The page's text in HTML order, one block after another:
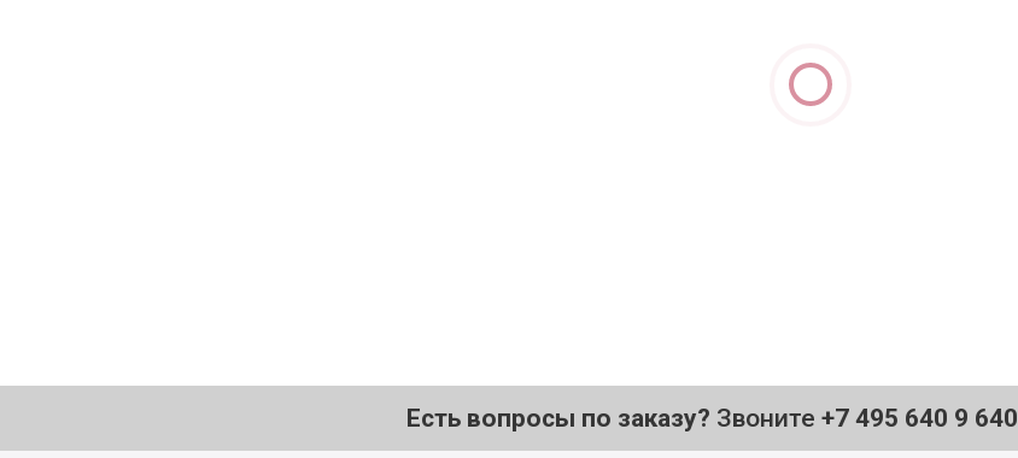
Есть вопросы по заказу? Звоните +7 495 640 9 640